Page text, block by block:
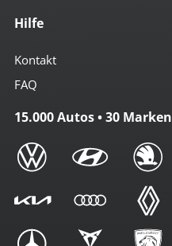
Hilfe
Kontakt
FAQ
15.000 Autos • 30 Marken